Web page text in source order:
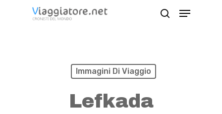
Menu
Immagini Di Viaggio
Lefkada